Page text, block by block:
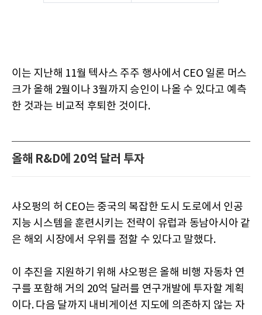
이는 지난해 11월 텍사스 주주 행사에서 CEO 일론 머스
크가 올해 2월이나 3월까지 승인이 나올 수 있다고 예측
한 것과는 비교적 후퇴한 것이다.
올해 R&D에 20억 달러 투자
샤오펑의 허 CEO는 중국의 복잡한 도시 도로에서 인공
지능 시스템을 훈련시키는 전략이 유럽과 동남아시아 같
은 해외 시장에서 우위를 점할 수 있다고 말했다.
이 추진을 지원하기 위해 샤오펑은 올해 비행 자동차 연
구를 포함해 거의 20억 달러를 연구개발에 투자할 계획
이다. 다음 달까지 내비게이션 지도에 의존하지 않는 자